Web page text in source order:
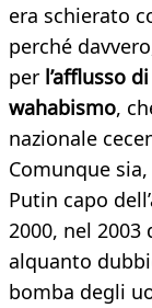
era schierato
perché
per l’afflusso
wahabismo,
nazionale
Comunque
Putin capo
2000, nel
alquanto
bomba degli